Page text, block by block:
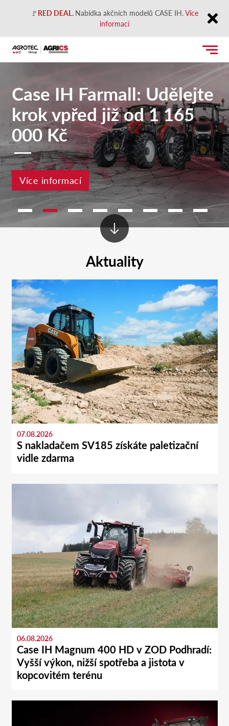
🚩RED DEAL. Nabídka akčních modelů CASE IH.Více
informací
Close
Case IH Farmall: Udělejte
krok vpřed již od 1 165
000 Kč
Více informací
Aktuality
07.08.2026
S nakladačem SV185 získáte paletizační
vidle zdarma
06.08.2026
Case IH Magnum 400 HD v ZOD Podhradí:
Vyšší výkon, nižší spotřeba a jistota v
kopcovitém terénu